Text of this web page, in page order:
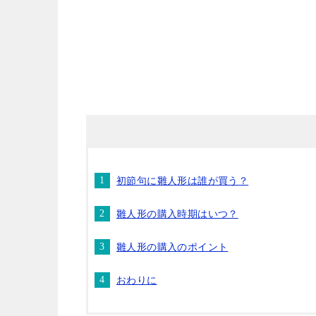
初節句に雛人形は誰が買う？
雛人形の購入時期はいつ？
雛人形の購入のポイント
おわりに